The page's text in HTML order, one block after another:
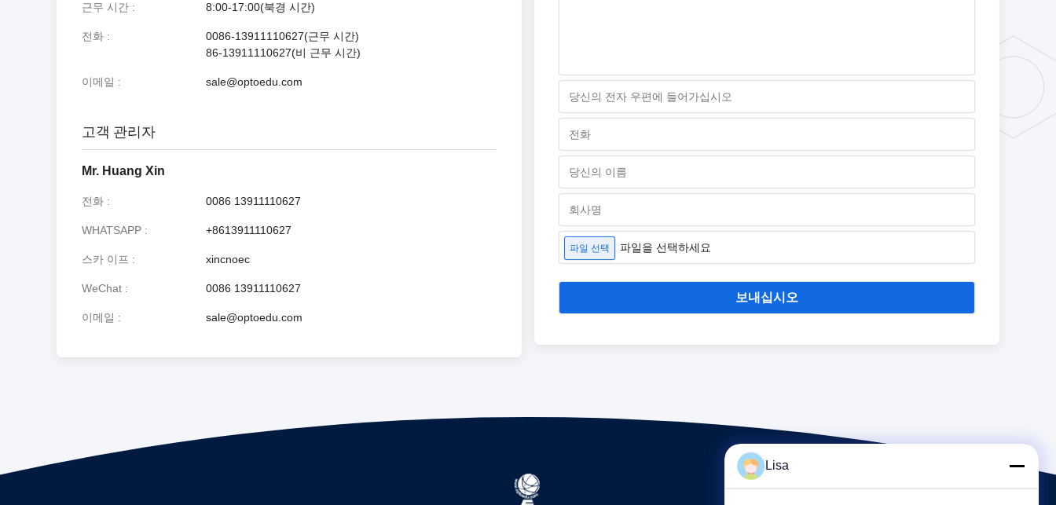
근무 시간 8:00-17:00(북경 시간)
전화
0086-13911110627(근무 시간)
86-13911110627(비 근무 시간)
이메일 sale@optoedu.com
고객 관리자
Mr. Huang Xin
전화 0086 13911110627
WHATSAPP +8613911110627
스카 이프 xincnoec
WeChat 0086 13911110627
이메일 sale@optoedu.com
파일 선택 파일을 선택하세요
보내십시오
Lisa